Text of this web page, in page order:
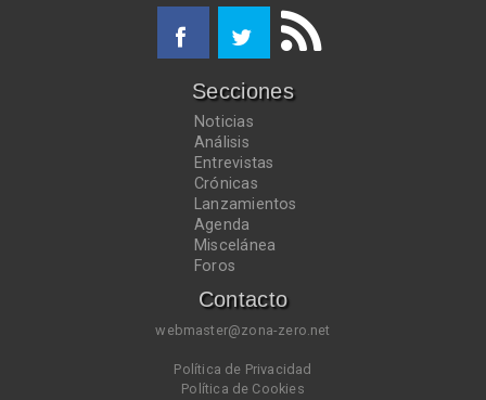
Secciones
Noticias
Análisis
Entrevistas
Crónicas
Lanzamientos
Agenda
Miscelánea
Foros
Contacto
webmaster@zona-zero.net
Política de Privacidad
Política de Cookies